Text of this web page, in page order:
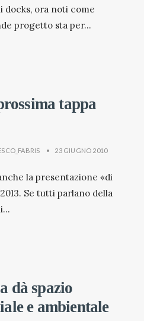
docks, ora noti come
progetto sta per...
tappa
• 23 GIUGNO 2010
la presentazione «di
Se tutti parlano della
...
dà spazio
e ambientale